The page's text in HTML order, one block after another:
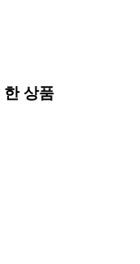
한 상품